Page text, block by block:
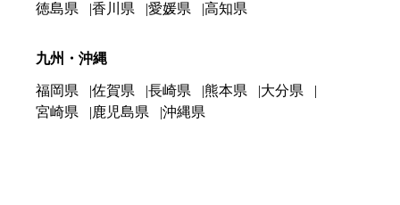
徳島県
香川県 愛媛県 高知県
九州・沖縄
福岡県 佐賀県 長崎県 熊本県
大分県
宮崎県
鹿児島県 沖縄県